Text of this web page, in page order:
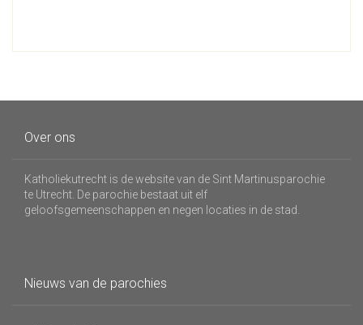
Over ons
Katholiekutrecht is de website van de Sint Martinusparochie
te Utrecht. De parochie bestaat uit elf
geloofsgemeenschappen en negen locaties in de stad.
Nieuws van de parochies